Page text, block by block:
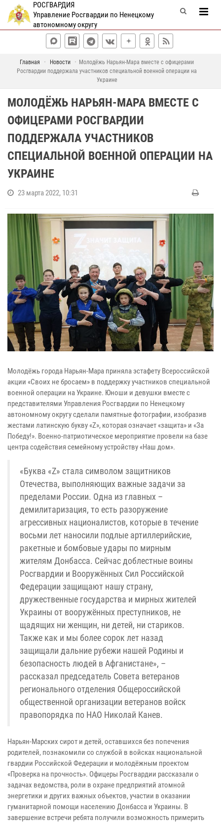
РОСГВАРДИЯ
Управление Росгвардии по Ненецкому
автономному округу
Главная Новости
Молодёжь Нарьян-Мара вместе с офицерами
Росгвардии поддержала участников специальной военной операции на
Украине
МОЛОДЁЖЬ НАРЬЯН-МАРА ВМЕСТЕ С
ОФИЦЕРАМИ РОСГВАРДИИ
ПОДДЕРЖАЛА УЧАСТНИКОВ
СПЕЦИАЛЬНОЙ ВОЕННОЙ ОПЕРАЦИИ НА
УКРАИНЕ
23 марта 2022, 10:31
Молодёжь города Нарьян-Мара приняла эстафету Всероссийской
акции «Своих не бросаем» в поддержку участников специальной
военной операции на Украине. Юноши и девушки вместе с
представителями Управления Росгвардии по Ненецкому
автономному округу сделали памятные фотографии, изобразив
жестами латинскую букву «Z», которая означает «защита» и «За
Победу!». Военно-патриотическое мероприятие провели на базе
центра содействия семейному устройству «Наш дом».
«Буква «Z» стала символом защитников
Отечества, выполняющих важные задачи за
пределами России. Одна из главных –
демилитаризация, то есть разоружение
агрессивных националистов, которые в течение
восьми лет наносили подлые артиллерийские,
ракетные и бомбовые удары по мирным
жителям Донбасса. Сейчас доблестные воины
Росгвардии и Вооружённых Сил Российской
Федерации защищают нашу страну,
дружественные государства и мирных жителей
Украины от вооружённых преступников, не
щадящих ни женщин, ни детей, ни стариков.
Также как и мы более сорок лет назад
защищали дальние рубежи нашей Родины и
безопасность людей в Афганистане», –
рассказал председатель Совета ветеранов
регионального отделения Общероссийской
общественной организации ветеранов войск
правопорядка по НАО Николай Канев.
Нарьян-Марских сирот и детей, оставшихся без попечения
родителей, познакомили со службой в войсках национальной
гвардии Российской Федерации и молодёжным проектом
«Проверка на прочность». Офицеры Росгвардии рассказали о
задачах ведомства, роли в охране предприятий атомной
энергетики и других важных объектов, участии в оказании
гуманитарной помощи населению Донбасса и Украины. В
завершение встречи ребята получили возможность примерить